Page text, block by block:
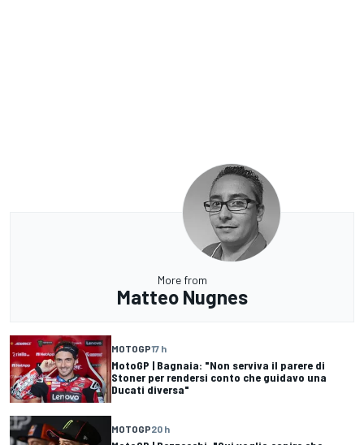
More from
Matteo Nugnes
MOTOGP17 h
MotoGP | Bagnaia: "Non serviva il parere di
Stoner per rendersi conto che guidavo una
Ducati diversa"
MOTOGP20 h